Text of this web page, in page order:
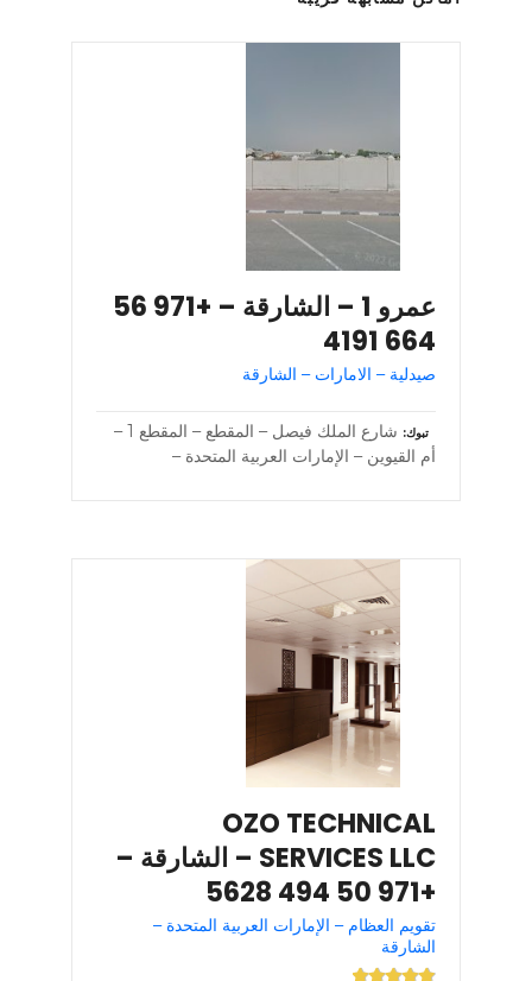
عمرو 1 – الشارقة – +971 56
664 4191
صيدلية – الامارات – الشارقة
تبوك
شارع الملك فيصل – المقطع – المقطع 1 –
أم القيوين – الإمارات العربية المتحدة –
OZO TECHNICAL
SERVICES LLC – الشارقة –
+971 50 494 5628
تقويم العظام – الإمارات العربية المتحدة –
الشارقة